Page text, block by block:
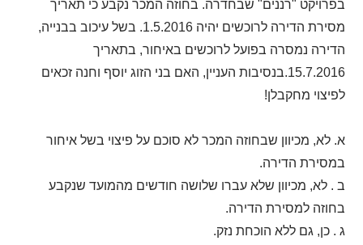
בפרויקט "רננים" שבחדרה. בחוזה המכר נקבע כי תאריך
מסירת הדירה לרוכשים יהיה 1.5.2016. בשל עיכוב בבנייה,
הדירה נמסרה בפועל לרוכשים באיחור, בתאריך
15.7.2016.בנסיבות העניין, האם בני הזוג יוסף וחנה זכאים
לפיצוי מחקבלן!
א. לא, מכיוון שבחוזה המכר לא סוכם על פיצוי בשל איחור
במסירת הדירה.
ב . לא, מכיוון שלא עברו שלושה חודשים מהמועד שנקבע
בחוזה למסירת הדירה.
ג . כן, גם ללא הוכחת נזק.